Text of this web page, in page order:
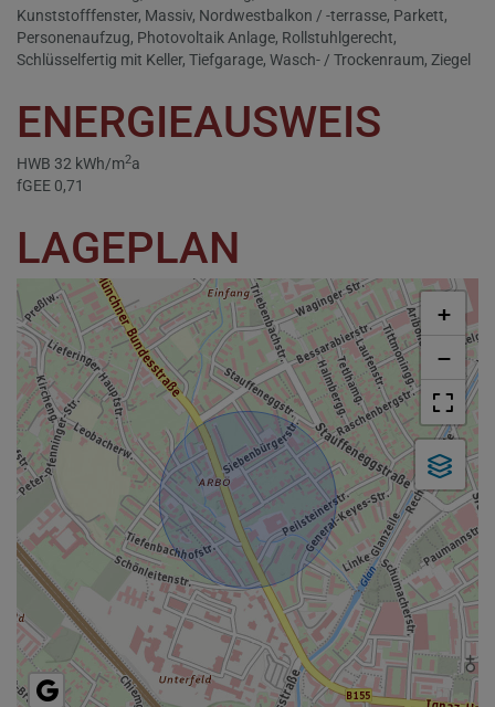
Kunststofffenster Massiv Nordwestbalkon / -terrasse Parkett
Personenaufzug Photovoltaik Anlage Rollstuhlgerecht
Schlüsselfertig mit Keller Tiefgarage Wasch- / Trockenraum Ziegel
ENERGIEAUSWEIS
HWB 32 kWh/m2a
fGEE 0,71
LAGEPLAN
+
−